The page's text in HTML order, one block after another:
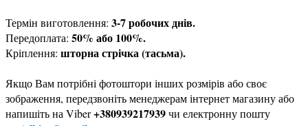
Термін виготовлення: 3-7 робочих днів.
Передоплата: 50% або 100%.
Кріплення: шторна стрічка (тасьма).
Якщо Вам потрібні фотоштори інших розмірів або своє
зображення, передзвоніть менеджерам інтернет магазину або
напишіть на Viber+380939217939чи електронну пошту